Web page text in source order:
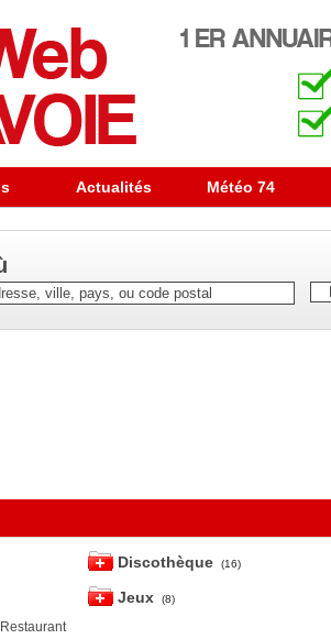
Actualités Météo 74
Restaurant
Discothèque (16)
Jeux (8)